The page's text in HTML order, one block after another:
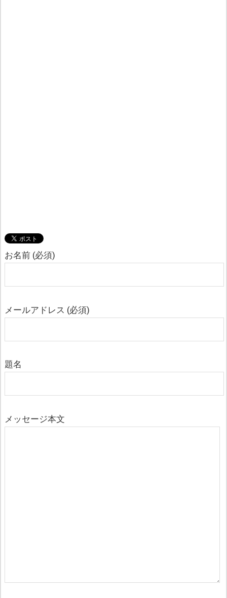
お名前 (必須)
メールアドレス (必須)
題名
メッセージ本文